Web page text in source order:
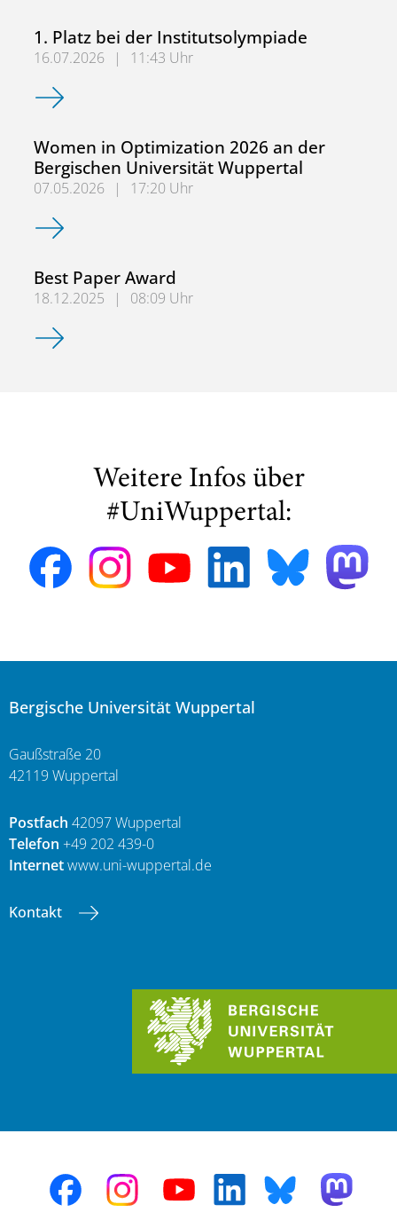
1. Platz bei der Institutsolympiade
16.07.2026 |
11:43 Uhr
1. Platz bei der Institutsolympiade
Women in Optimization 2026 an der
Bergischen Universität Wuppertal
07.05.2026 |
17:20 Uhr
Women in Optimization 2026 an der Bergischen
Best Paper Award
18.12.2025 |
08:09 Uhr
Best Paper Award
Weitere Infos über
#UniWuppertal:
Bergische Universität Wuppertal
Gaußstraße 20
42119 Wuppertal
Postfach 42097 Wuppertal
Telefon +49 202 439-0
Internetwww.uni-wuppertal.de
Kontakt